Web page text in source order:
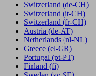
Switzerland (de-CH)
Switzerland (it-CH)
Switzerland (fr-CH)
Austria (de-AT)
Netherlands (nl-NL)
Greece (el-GR)
Portugal (pt-PT)
Finland (fi)